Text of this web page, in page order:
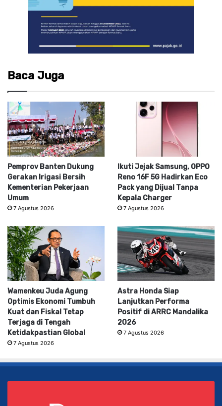
Baca Juga
Pemprov Banten Dukung
Gerakan Irigasi Bersih
Kementerian Pekerjaan
Umum
7 Agustus 2026
Ikuti Jejak Samsung, OPPO
Reno 16F 5G Hadirkan Eco
Pack yang Dijual Tanpa
Kepala Charger
7 Agustus 2026
Wamenkeu Juda Agung
Optimis Ekonomi Tumbuh
Kuat dan Fiskal Tetap
Terjaga di Tengah
Ketidakpastian Global
7 Agustus 2026
Astra Honda Siap
Lanjutkan Performa
Positif di ARRC Mandalika
2026
7 Agustus 2026